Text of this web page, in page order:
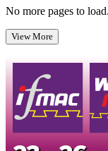
No more pages to load.
View More